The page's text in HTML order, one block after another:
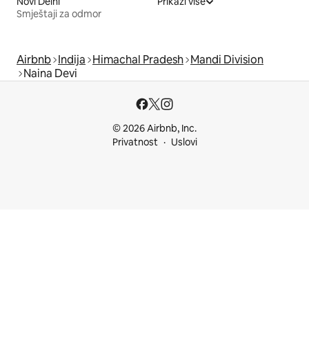
Smještaji za odmor
Airbnb Indija Himachal Pradesh Mandi Division
Naina Devi
© 2026 Airbnb, Inc.
Privatnost
Uslovi